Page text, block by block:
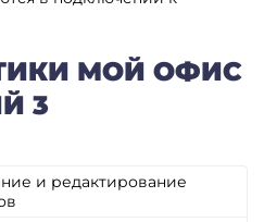
МОЙ ОФИС
3
и редактирование